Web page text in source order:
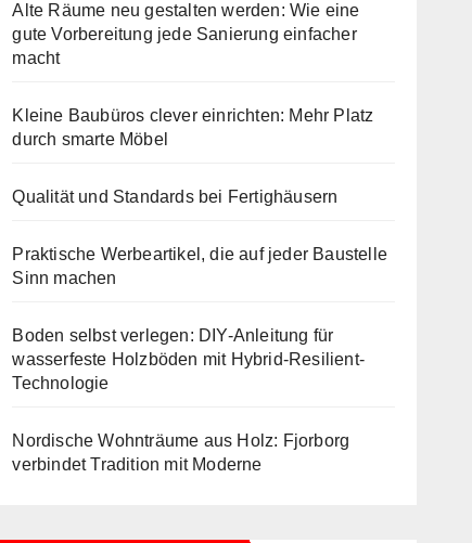
Alte Räume neu gestalten werden: Wie eine
gute Vorbereitung jede Sanierung einfacher
macht
Kleine Baubüros clever einrichten: Mehr Platz
durch smarte Möbel
Qualität und Standards bei Fertighäusern
Praktische Werbeartikel, die auf jeder Baustelle
Sinn machen
Boden selbst verlegen: DIY-Anleitung für
wasserfeste Holzböden mit Hybrid-Resilient-
Technologie
Nordische Wohnträume aus Holz: Fjorborg
verbindet Tradition mit Moderne